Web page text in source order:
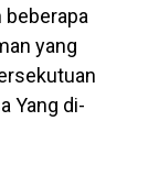
yang
Yang di-